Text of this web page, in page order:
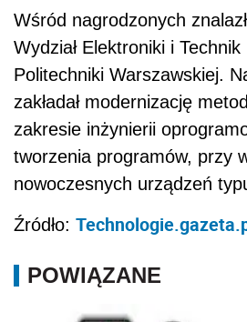
Wśród nagrodzonych
Wydział Elektroniki i
Politechniki Warszawskiej.
zakładał modernizację
zakresie inżynierii
tworzenia programów, przy
nowoczesnych urządzeń
Źródło:
POWIĄZANE